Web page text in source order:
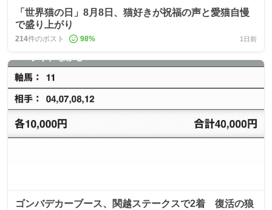
「世界猫の日」8月8日、猫好きが祝福の声と愛猫自慢
で盛り上がり
214件のポスト 98% 1日前
ゴンバデカーブース、関越ステークスで2着 復活の狼